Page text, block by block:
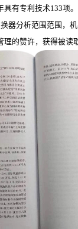
具有专利技术133项
器分析范围范围，
的赞许，获得被读